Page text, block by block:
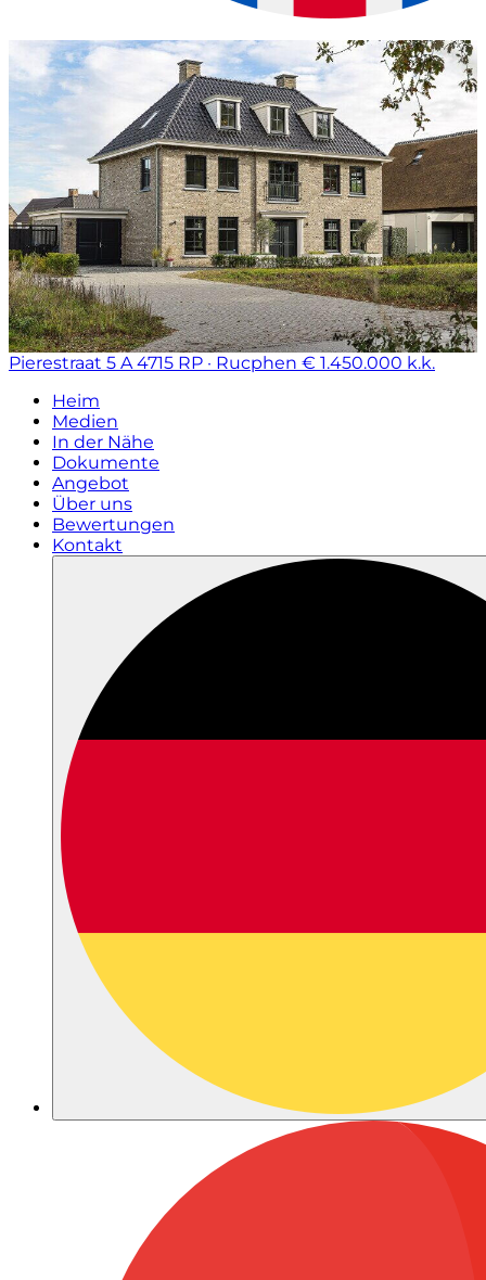
Pierestraat 5 A 4715 RP · Rucphen € 1.450.000 k.k.
Heim
Medien
In der Nähe
Dokumente
Angebot
Über uns
Bewertungen
Kontakt